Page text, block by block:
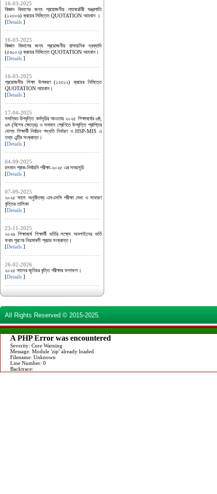
16-03-2025
বিজ্ঞান বিভাগের জন্য প্রয়োজনীয় ল্যাবরেটরী যন্ত্রপাতি
(১২৩০৬) ক্রয়ের নিমিত্তে QUOTATION আহবান ।
[Details ]
16-03-2025
বিজ্ঞান বিভাগের জন্য প্রয়োজনীয় রাসায়নিক দ্রব্যাদি
(৫৬১০২) ক্রয়ের নিমিত্তে QUOTATION আহবান।
[Details ]
16-03-2025
প্রয়োজনীয় শিক্ষা উপকরণ (১২৩১২) ক্রয়ের নিমিত্তে
QUOTATION আহবান।
[Details ]
17-04-2025
সমন্বিত উপবৃত্তি কর্মসূচির আওতায় ২০২৫ শিক্ষাবর্ষের ৬ষ্ঠ,
৯ম (বিশেষ ক্ষেত্রে) ও সমমান শ্রেণিতে উপবৃত্তি প্রাপ্তির
যোগ্য শিক্ষার্থী নির্বাচন পদ্ধতি নির্ধারণ ও HSP-MIS এ
তথ্য এন্ট্রি সংক্রান্ত।
[Details ]
04-09-2025
চলমান প্রাক-নির্বাচনি পরীক্ষা-২০২৫ এর সময়সূচি
[Details ]
07-09-2025
২০২৫ সালে অনুষ্ঠিতব্য এসএসসি পরীক্ষা মেধা ও সাধারণ
বৃত্তির তালিকা
[Details ]
23-11-2025
২০২৬ শিক্ষাবর্ষে শিক্ষার্থী ভর্তির লক্ষ্যে অনলাইনের ভর্তি
ফরম পূরণের নিয়মাবলী প্রচার সংক্রান্ত।
[Details ]
26-02-2026
২০২৫ সালের জুনিয়র বৃত্তি পরীক্ষার ফলাফল।
[Details ]
All Rights Reserved © 2015-2025.
A PHP Error was encountered
Severity: Core Warning
Message: Module 'zip' already loaded
Filename: Unknown
Line Number: 0
Backtrace: